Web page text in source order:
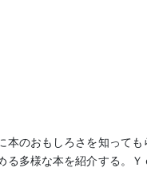
本のおもしろさを知っても
る多様な本を紹介する。Ｙ